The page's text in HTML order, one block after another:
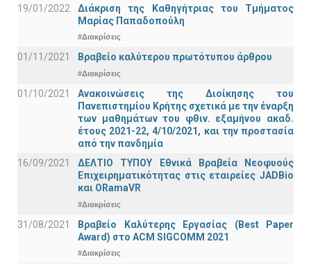
19/01/2022
Διάκριση της Καθηγήτριας του Τμήματος
Μαρίας Παπαδοπούλη
#Διακρίσεις
01/11/2021 Bραβείο καλύτερου πρωτότυπου άρθρου
#Διακρίσεις
01/10/2021
Ανακοινώσεις της Διοίκησης του
Πανεπιστημίου Κρήτης σχετικά με την έναρξη
των μαθημάτων του φθιν. εξαμήνου ακαδ.
έτους 2021-22, 4/10/2021, και την προστασία
από την πανδημία
16/09/2021
ΔΕΛΤΙΟ ΤΥΠΟΥ Εθνικά Βραβεία Νεοφυούς
Επιχειρηματικότητας στις εταιρείες JADBio
και ORamaVR
#Διακρίσεις
31/08/2021
Βραβείο Καλύτερης Εργασίας (Best Paper
Award) στο ACM SIGCOMM 2021
#Διακρίσεις